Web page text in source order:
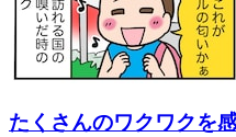
たくさんのワクワクを